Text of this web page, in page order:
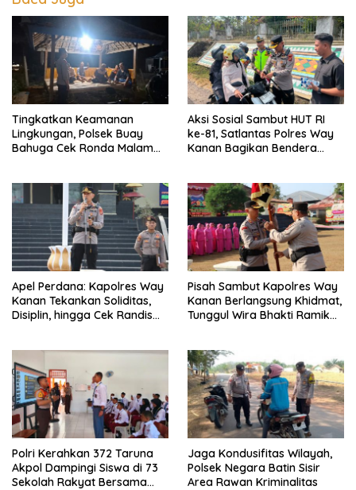
Tingkatkan Keamanan
Lingkungan, Polsek Buay
Bahuga Cek Ronda Malam
Aksi Sosial Sambut HUT RI
ke-81, Satlantas Polres Way
Kanan Bagikan Bendera
Apel Perdana: Kapolres Way
Kanan Tekankan Soliditas,
Disiplin, hingga Cek Randis
Pisah Sambut Kapolres Way
Kanan Berlangsung Khidmat,
Tunggul Wira Bhakti Ramik
Polri Kerahkan 372 Taruna
Akpol Dampingi Siswa di 73
Sekolah Rakyat Bersama
Jaga Kondusifitas Wilayah,
Polsek Negara Batin Sisir
Area Rawan Kriminalitas